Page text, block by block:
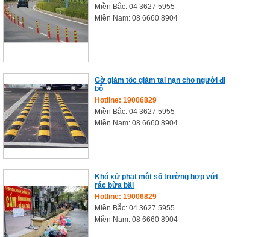
Miền Bắc: 04 3627 5955
Miền Nam: 08 6660 8904
Gờ giảm tốc giảm tai nạn cho người đi
bộ
Hotline: 19006829
Miền Bắc: 04 3627 5955
Miền Nam: 08 6660 8904
Khó xử phạt một số trường hợp vứt
rác bừa bãi
Hotline: 19006829
Miền Bắc: 04 3627 5955
Miền Nam: 08 6660 8904